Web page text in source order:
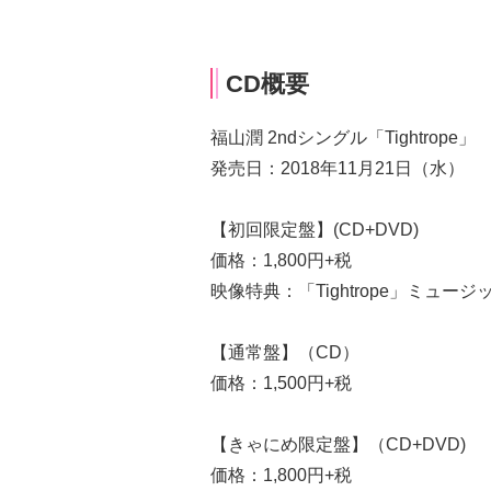
CD概要
福山潤 2ndシングル「Tightrope」
発売日：2018年11月21日（水）
【初回限定盤】(CD+DVD)
価格：1,800円+税
映像特典：「Tightrope」ミュージ
【通常盤】（CD）
価格：1,500円+税
【きゃにめ限定盤】（CD+DVD)
価格：1,800円+税